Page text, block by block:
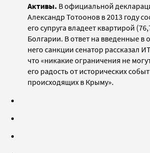
Активы. В официальной
Александр Тотоонов в 2013 году
его супруга владеет квартирой
Болгарии. В ответ на введенные в
него санкции сенатор рассказал
что «никакие ограничения не
его радость от исторических
происходящих в Крыму».